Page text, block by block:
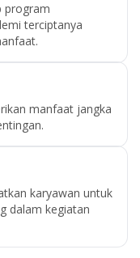
program
terciptanya
manfaat jangka
karyawan untuk
dalam kegiatan